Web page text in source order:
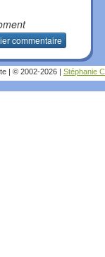
commentaire
© 2002-2026 Stéphanie C